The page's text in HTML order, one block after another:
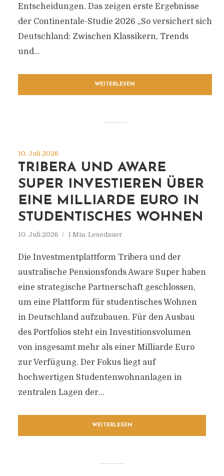
Entscheidungen. Das zeigen erste Ergebnisse
der Continentale-Studie 2026 „So versichert sich
Deutschland: Zwischen Klassikern, Trends
und...
WEITERLESEN
10. Juli 2026
TRIBERA UND AWARE
SUPER INVESTIEREN ÜBER
EINE MILLIARDE EURO IN
STUDENTISCHES WOHNEN
10. Juli 2026 1 Min. Lesedauer
Die Investmentplattform Tribera und der
australische Pensionsfonds Aware Super haben
eine strategische Partnerschaft geschlossen,
um eine Plattform für studentisches Wohnen
in Deutschland aufzubauen. Für den Ausbau
des Portfolios steht ein Investitionsvolumen
von insgesamt mehr als einer Milliarde Euro
zur Verfügung. Der Fokus liegt auf
hochwertigen Studentenwohnanlagen in
zentralen Lagen der...
WEITERLESEN